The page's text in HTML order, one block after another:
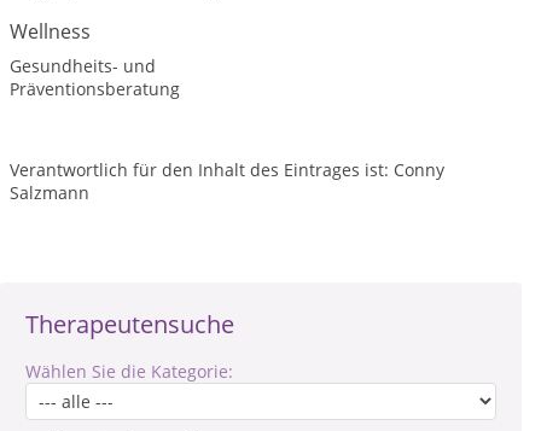
Therapeutensuche
Wählen Sie die Kategorie:
Wellness
Gesundheits- und
Präventionsberatung
Verantwortlich für den Inhalt des Eintrages ist: Conny
Salzmann